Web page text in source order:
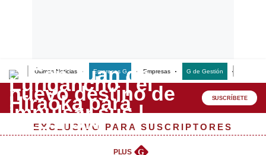
Últimas Noticias Empresas G Empresas G de Gestión
Lo último
Peru Quiosco SUSCRÍBETE
EXCLUSIVO PARA SUSCRIPTORES
PLUS G